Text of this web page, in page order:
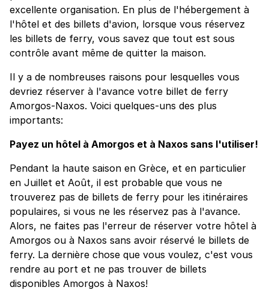
excellente organisation. En plus de l'hébergement à
l'hôtel et des billets d'avion, lorsque vous réservez
les billets de ferry, vous savez que tout est sous
contrôle avant même de quitter la maison.
Il y a de nombreuses raisons pour lesquelles vous
devriez réserver à l'avance votre billet de ferry
Amorgos-Naxos. Voici quelques-uns des plus
importants:
Payez un hôtel à Amorgos et à Naxos sans l'utiliser!
Pendant la haute saison en Grèce, et en particulier
en Juillet et Août, il est probable que vous ne
trouverez pas de billets de ferry pour les itinéraires
populaires, si vous ne les réservez pas à l'avance.
Alors, ne faites pas l'erreur de réserver votre hôtel à
Amorgos ou à Naxos sans avoir réservé le billets de
ferry. La dernière chose que vous voulez, c'est vous
rendre au port et ne pas trouver de billets
disponibles Amorgos à Naxos!